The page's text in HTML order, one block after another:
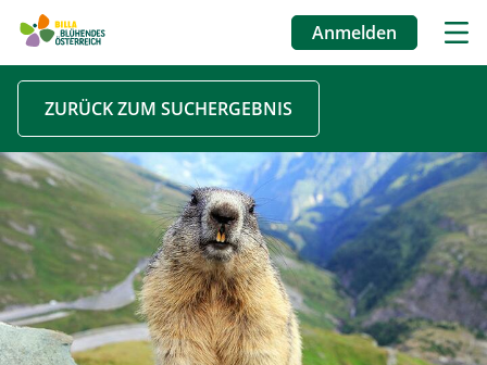
Direkt
zum
Inhalt
Benutzermenü
Anmelden
ZURÜCK ZUM SUCHERGEBNIS
Image